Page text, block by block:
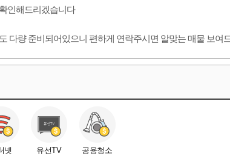
인해드리겠습니다
다량 준비되어있으니 편하게 연락주시면 알맞는 매물 보여
넷 유선TV 공용청소